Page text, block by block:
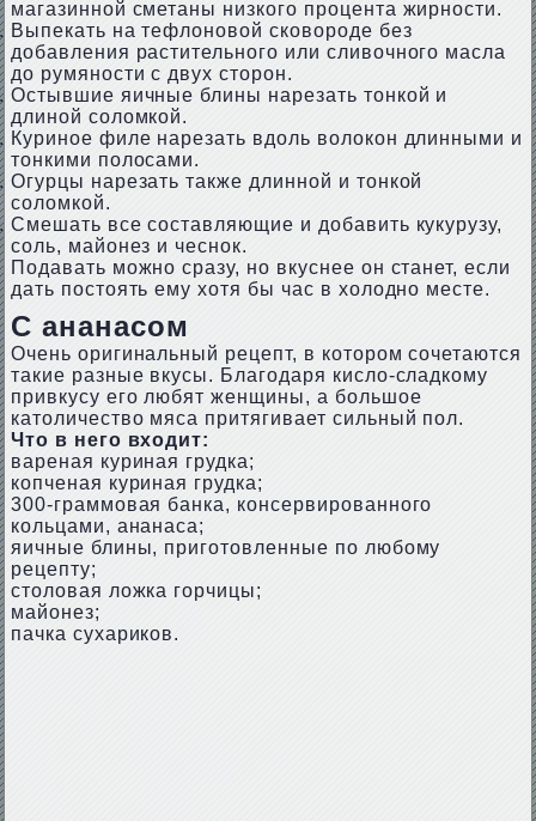
магазинной сметаны низкого процента жирности.
Выпекать на тефлоновой сковороде без
добавления растительного или сливочного масла
до румяности с двух сторон.
Остывшие яичные блины нарезать тонкой и
длиной соломкой.
Куриное филе нарезать вдоль волокон длинными и
тонкими полосами.
Огурцы нарезать также длинной и тонкой
соломкой.
Смешать все составляющие и добавить кукурузу,
соль, майонез и чеснок.
Подавать можно сразу, но вкуснее он станет, если
дать постоять ему хотя бы час в холодно месте.
С ананасом
Очень оригинальный рецепт, в котором сочетаются
такие разные вкусы. Благодаря кисло-сладкому
привкусу его любят женщины, а большое
католичество мяса притягивает сильный пол.
Что в него входит:
вареная куриная грудка;
копченая куриная грудка;
300-граммовая банка, консервированного
кольцами, ананаса;
яичные блины, приготовленные по любому
рецепту;
столовая ложка горчицы;
майонез;
пачка сухариков.